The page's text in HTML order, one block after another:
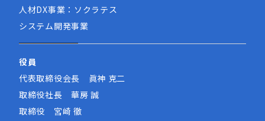
人材DX事業：ソクラテス
システム開発事業
役員
代表取締役会長 眞神 克二
取締役社長 華房 誠
取締役 宮崎 徹